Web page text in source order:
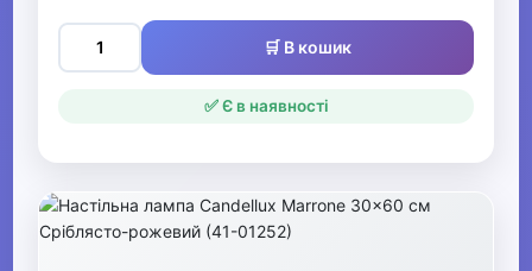
🛒 В кошик
✅ Є в наявності